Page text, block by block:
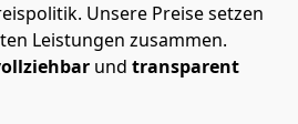
Unsere Preise setzen
Leistungen zusammen.
und transparent